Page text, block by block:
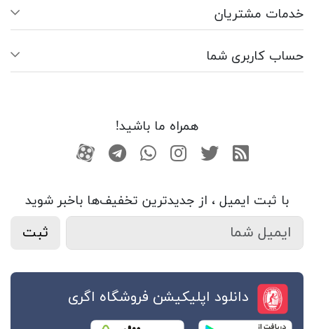
خدمات مشتریان
حساب کاربری شما
همراه ما باشید!
RSS توییتراینستاگرام
واتساپتلگرامآپارات
با ثبت ایمیل ، از جدید‌ترین تخفیف‌ها با‌خبر شوید
ثبت
دانلود اپلیکیشن فروشگاه اگری